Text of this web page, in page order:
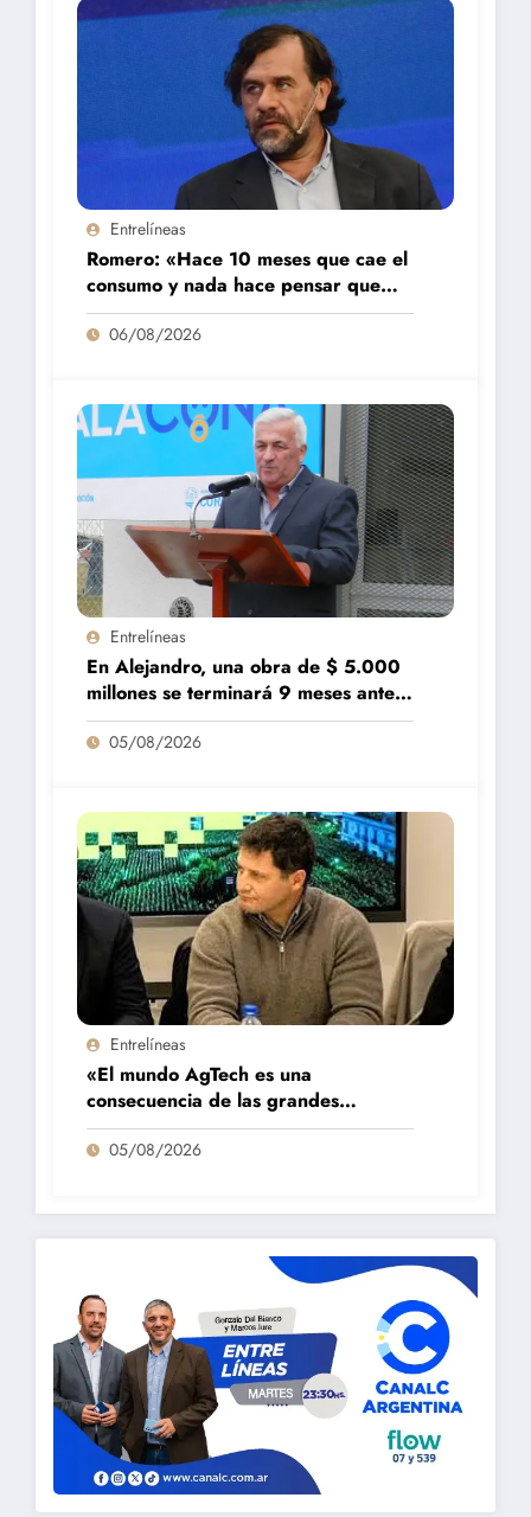
Entrelíneas
Romero: «Hace 10 meses que cae el
consumo y nada hace pensar que
vaya a repuntar»
06/08/2026
Entrelíneas
En Alejandro, una obra de $ 5.000
millones se terminará 9 meses antes
de lo previsto
05/08/2026
Entrelíneas
«El mundo AgTech es una
consecuencia de las grandes
fortalezas que tenemos en la región»
05/08/2026